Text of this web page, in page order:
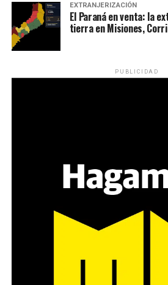
EXTRANJERIZACIÓN
El Paraná en venta: la
tierra en Misiones,
PUBLICIDAD